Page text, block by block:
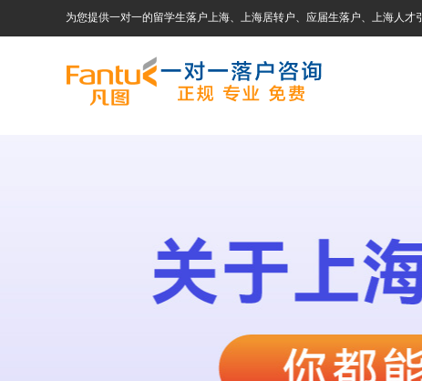
为您提供一对一的留学生落户上海、上海居转户、应届生落户、上海人才